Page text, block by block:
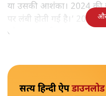
या उसकी आशंका। 2024 की
पर लंबी होती गई है।‘ 2024
और महत्त्वपूर्ण सवाल यही था।
सत्य हिन्दी ऐपडाउनलोड